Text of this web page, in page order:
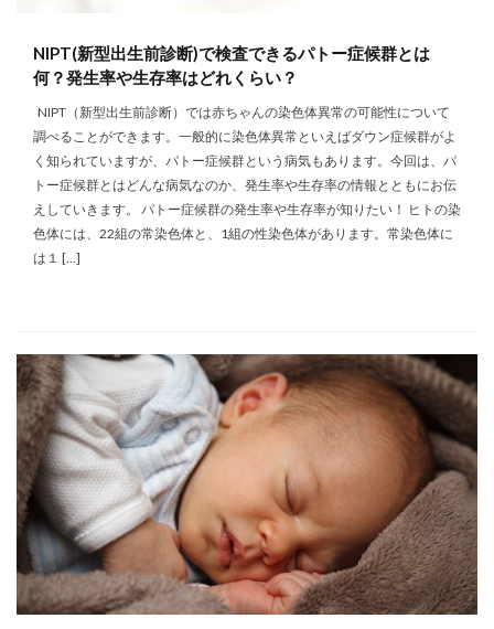
NIPT(新型出生前診断)で検査できるパトー症候群とは
何？発生率や生存率はどれくらい？
NIPT（新型出生前診断）では赤ちゃんの染色体異常の可能性について
調べることができます。一般的に染色体異常といえばダウン症候群がよ
く知られていますが、パトー症候群という病気もあります。今回は、パ
トー症候群とはどんな病気なのか、発生率や生存率の情報とともにお伝
えしていきます。 パトー症候群の発生率や生存率が知りたい！ ヒトの染
色体には、22組の常染色体と、1組の性染色体があります。常染色体に
は１ […]